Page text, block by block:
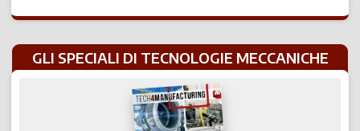
GLI SPECIALI DI TECNOLOGIE MECCANICHE